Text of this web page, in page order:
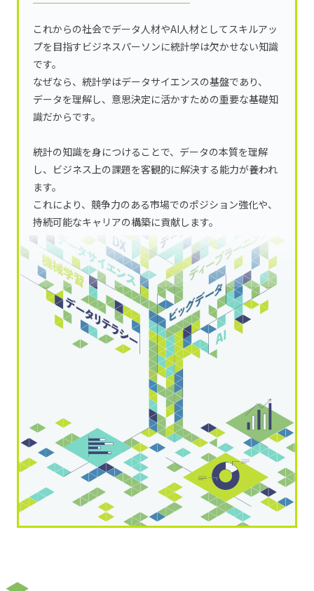
これからの社会でデータ人材やAI人材としてスキルアッ
プを目指すビジネスパーソンに統計学は欠かせない知識
です。
なぜなら、統計学はデータサイエンスの基盤であり、
データを理解し、意思決定に活かすための重要な基礎知
識だからです。
統計の知識を身につけることで、データの本質を理解
し、ビジネス上の課題を客観的に解決する能力が養われ
ます。
これにより、競争力のある市場でのポジション強化や、
持続可能なキャリアの構築に貢献します。